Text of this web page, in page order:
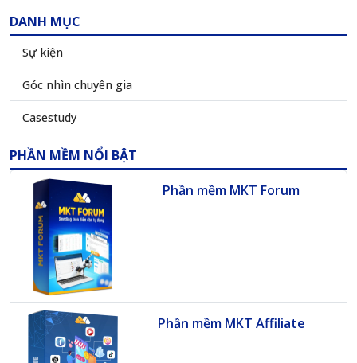
DANH MỤC
Sự kiện
Góc nhìn chuyên gia
Casestudy
PHẦN MỀM NỔI BẬT
Phần mềm MKT Forum
Phần mềm MKT Affiliate